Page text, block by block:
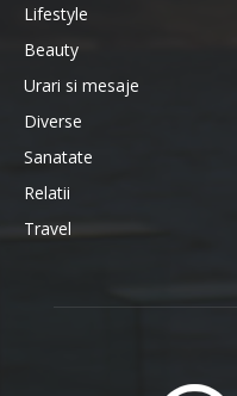
Lifestyle
Beauty
Urari si mesaje
Diverse
Sanatate
Relatii
Travel